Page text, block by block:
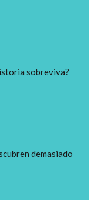
sobreviva?
demasiado